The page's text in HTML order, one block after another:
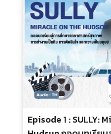
Episode 1 : Inquiry-
กระตุ้นคิดด้วยความส
ประเภท :